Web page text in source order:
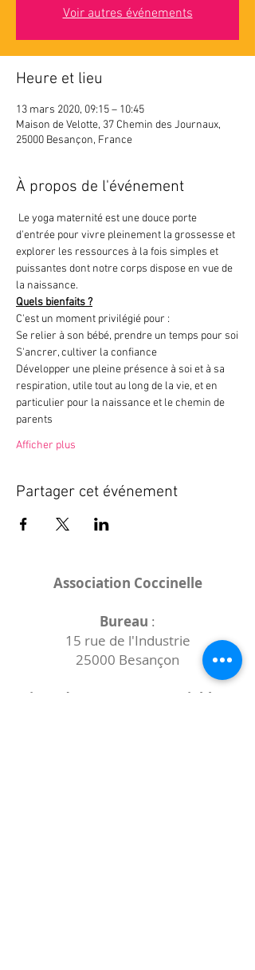
Voir autres événements
Heure et lieu
13 mars 2020, 09:15 – 10:45
Maison de Velotte, 37 Chemin des Journaux,
25000 Besançon, France
À propos de l'événement
Le yoga maternité est une douce porte
d'entrée pour vivre pleinement la grossesse et
explorer les ressources à la fois simples et
puissantes dont notre corps dispose en vue de
la naissance.
Quels bienfaits ?
C'est un moment privilégié pour :
Se relier à son bébé, prendre un temps pour soi
S'ancrer, cultiver la confiance
Développer une pleine présence à soi et à sa
respiration, utile tout au long de la vie, et en
particulier pour la naissance et le chemin de
parents
Afficher plus
Partager cet événement
Association Coccinelle
Bureau :
15 rue de l'Industrie
25000 Besançon
Lieux des rencontres variables :